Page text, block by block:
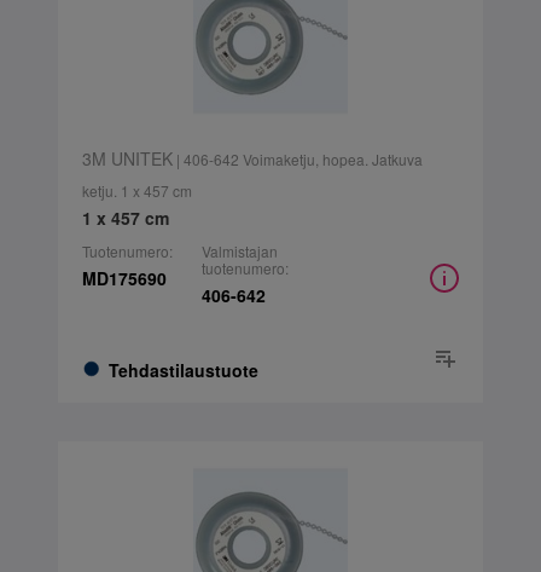
3M UNITEK| 406-642 Voimaketju, hopea. Jatkuva
ketju. 1 x 457 cm
1 x 457 cm
Tuotenumero:
MD175690
Tehdastilaustuote
Valmistajan
tuotenumero:
406-642